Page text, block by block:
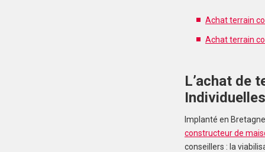
Achat terrain
Achat terrain
L’achat de
Individuelles
Implanté en
constructeur de
conseillers : la